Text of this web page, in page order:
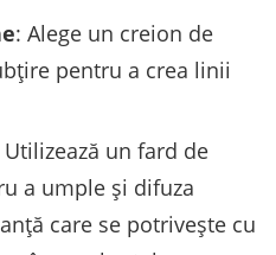
: Alege un creion de
pentru a crea linii
Utilizează un fard de
a umple și difuza
care se potrivește cu